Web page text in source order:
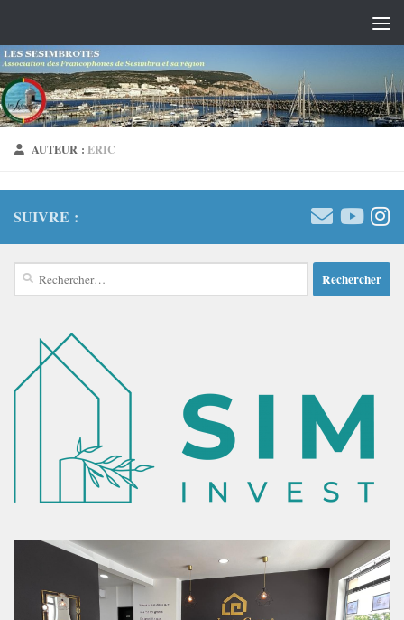
AUTEUR :ERIC
SUIVRE :
Rechercher :